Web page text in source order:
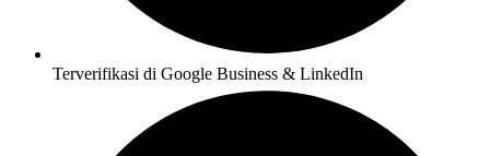
Terverifikasi di Google Business & LinkedIn